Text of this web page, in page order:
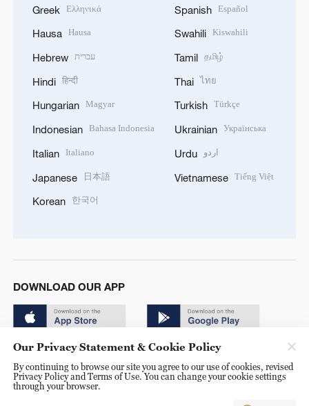
Greek Ελληνικά
Hausa Hausa
Hebrew עברית
Hindi हिन्दी
Hungarian Magyar
Indonesian Bahasa Indonesia
Italian Italiano
Japanese 日本語
Korean 한국어
Spanish Español
Swahili Kiswahili
Tamil தமிழ்
Thai ไทย
Turkish Türkçe
Ukrainian Українська
Urdu اردو
Vietnamese Tiếng Việt
DOWNLOAD OUR APP
© China Radio International.CRI. All Rights Reserved. 16A
Our Privacy Statement & Cookie Policy
By continuing to browse our site you agree to our use of cookies, revised
Privacy Policy and Terms of Use. You can change your cookie settings
through your browser.